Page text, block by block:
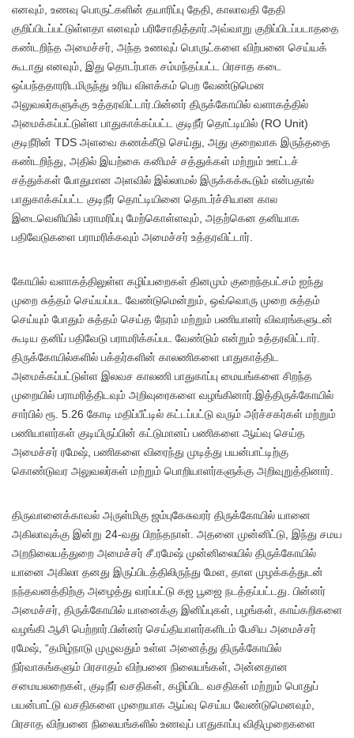
எனவும், உணவு பொருட்களின் தயாரிப்பு தேதி, காலாவதி தேதி
குறிப்பிடப்பட்டுள்ளதா எனவும் பரிசோதித்தார்.அவ்வாறு குறிப்பிடப்படாததை
கண்டறிந்த அமைச்சர், அந்த உணவுப் பொருட்களை விற்பனை செய்யக்
கூடாது எனவும், இது தொடர்பாக சம்மந்தப்பட்ட பிரசாத கடை
ஒப்பந்ததாரரிடமிருந்து உரிய விளக்கம் பெற வேண்டுமென
அலுவலர்களுக்கு உத்தரவிட்டார்.பின்னர் திருக்கோயில் வளாகத்தில்
அமைக்கப்பட்டுள்ள பாதுகாக்கப்பட்ட குடிநீர் தொட்டியில் (RO Unit)
குடிநீரின் TDS அளவை கணக்கீடு செய்து, அது குறைவாக இருந்ததை
கண்டறிந்து, அதில் இயற்கை கனிமச் சத்துக்கள் மற்றும் ஊட்டச்
சத்துக்கள் போதுமான அளவில் இல்லாமல் இருக்கக்கூடும் என்பதால்
பாதுகாக்கப்பட்ட குடிநீர் தொட்டியினை தொடர்ச்சியான கால
இடைவெளியில் பராமரிப்பு மேற்கொள்ளவும், அதற்கென தனியாக
பதிவேடுகளை பராமரிக்கவும் அமைச்சர் உத்தரவிட்டார்.
கோயில் வளாகத்திலுள்ள கழிப்பறைகள் தினமும் குறைந்தபட்சம் ஐந்து
முறை சுத்தம் செய்யப்பட வேண்டுமென்றும், ஒவ்வொரு முறை சுத்தம்
செய்யும் போதும் சுத்தம் செய்த நேரம் மற்றும் பணியாளர் விவரங்களுடன்
கூடிய தனிப் பதிவேடு பராமரிக்கப்பட வேண்டும் என்றும் உத்தரவிட்டார்.
திருக்கோயில்களில் பக்தர்களின் காலணிகளை பாதுகாத்திட
அமைக்கப்பட்டுள்ள இலவச காலணி பாதுகாப்பு மையங்களை சிறந்த
முறையில் பராமரித்திடவும் அறிவுரைகளை வழங்கினார்.இத்திருக்கோயில்
சார்பில் ரூ. 5.26 கோடி மதிப்பீட்டில் கட்டப்பட்டு வரும் அர்ச்சகர்கள் மற்றும்
பணியாளர்கள் குடியிருப்பின் கட்டுமானப் பணிகளை ஆய்வு செய்த
அமைச்சர் ரமேஷ், பணிகளை விரைந்து முடித்து பயன்பாட்டிற்கு
கொண்டுவர அலுவலர்கள் மற்றும் பொறியாளர்களுக்கு அறிவுறுத்தினார்.
திருவானைக்காவல் அருள்மிகு ஜம்புகேசுவரர் திருக்கோயில் யானை
அகிலாவுக்கு இன்று 24-வது பிறந்தநாள். அதனை முன்னிட்டு, இந்து சமய
அறநிலையத்துறை அமைச்சர் சீ.ரமேஷ் முன்னிலையில் திருக்கோயில்
யானை அகிலா தனது இருப்பிடத்திலிருந்து மேள, தாள முழக்கத்துடன்
நந்தவனத்திற்கு அழைத்து வரப்பட்டு கஜ பூஜை நடத்தப்பட்டது. பின்னர்
அமைச்சர், திருக்கோயில் யானைக்கு இனிப்புகள், பழங்கள், காய்கறிகளை
வழங்கி ஆசி பெற்றார்.பின்னர் செய்தியாளர்களிடம் பேசிய அமைச்சர்
ரமேஷ், “தமிழ்நாடு முழுவதும் உள்ள அனைத்து திருக்கோயில்
நிர்வாகங்களும் பிரசாதம் விற்பனை நிலையங்கள், அன்னதான
சமையலறைகள், குடிநீர் வசதிகள், கழிப்பிட வசதிகள் மற்றும் பொதுப்
பயன்பாட்டு வசதிகளை முறையாக ஆய்வு செய்ய வேண்டுமெனவும்,
பிரசாத விற்பனை நிலையங்களில் உணவுப் பாதுகாப்பு விதிமுறைகளை